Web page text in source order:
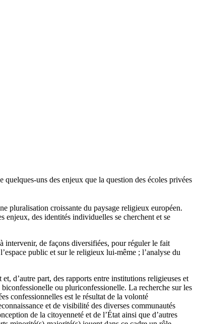
uns des enjeux que la question des écoles privées
pluralisation croissante du paysage religieux européen.
enjeux, des identités individuelles se cherchent et se
intervenir, de façons diversifiées, pour réguler le fait
public et sur le religieux lui-même ; l’analyse du
d’autre part, des rapports entre institutions religieuses et
ou pluriconfessionelle. La recherche sur les
confessionnelles est le résultat de la volonté
et de visibilité des diverses communautés
de la citoyenneté et de l’État ainsi que d’autres